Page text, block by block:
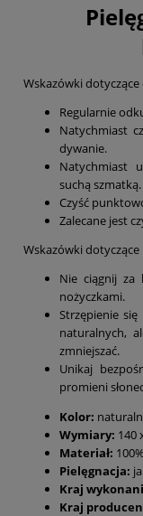
Wskazówki dotyczące
Regularnie
Natychmiast
dywanie.
Natychmiast
suchą szmatką.
Czyść
Zalecane jest
Wskazówki dotyczące
Nie ciągnij za
nożyczkami.
Strzępienie
naturalnych,
zmniejszać.
Unikaj
promieni
Kolor:
Wymiary: 140
Materiał:
Pielęgnacja:
Kraj
Kraj